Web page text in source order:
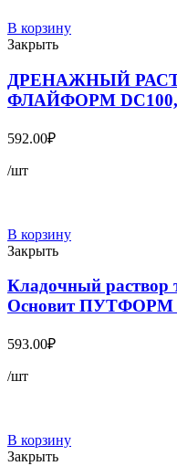
В корзину
Закрыть
ДРЕНАЖНЫЙ
ФЛАЙФОРМ DC100,
592.00₽
/шт
В корзину
Закрыть
Кладочный раствор
Основит ПУТФОРМ
593.00₽
/шт
В корзину
Закрыть